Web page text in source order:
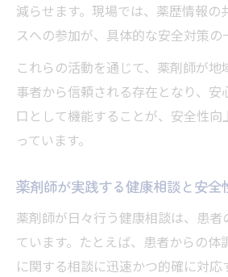
減らせます。現場では、薬歴情報の
スへの参加が、具体的な安全対策の
これらの活動を通じて、薬剤師が
事者から信頼される存在となり、安
口として機能することが、安全性
っています。
薬剤師が実践する健康相談と安全
薬剤師が日々行う健康相談は、患者
ています。たとえば、患者からの体
に関する相談に迅速かつ的確に対